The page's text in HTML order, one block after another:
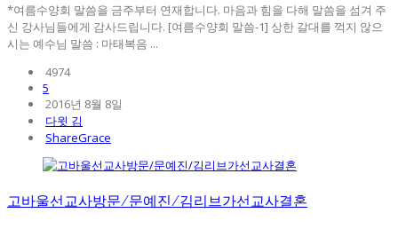
*여름수양회 말씀을 금주부터 연재합니다. 마음과 힘을 다해 말씀을 섬겨 주
신 강사님들에게 감사드립니다. [여름수양회 말씀-1] 상한 갈대를 꺽지 않으
시는 예수님 말씀 : 마태복음 ...
4974
5
2016년 8월 8일
다윗 김
ShareGrace
고바울선교사방문/문예진/김리브가선교사결혼